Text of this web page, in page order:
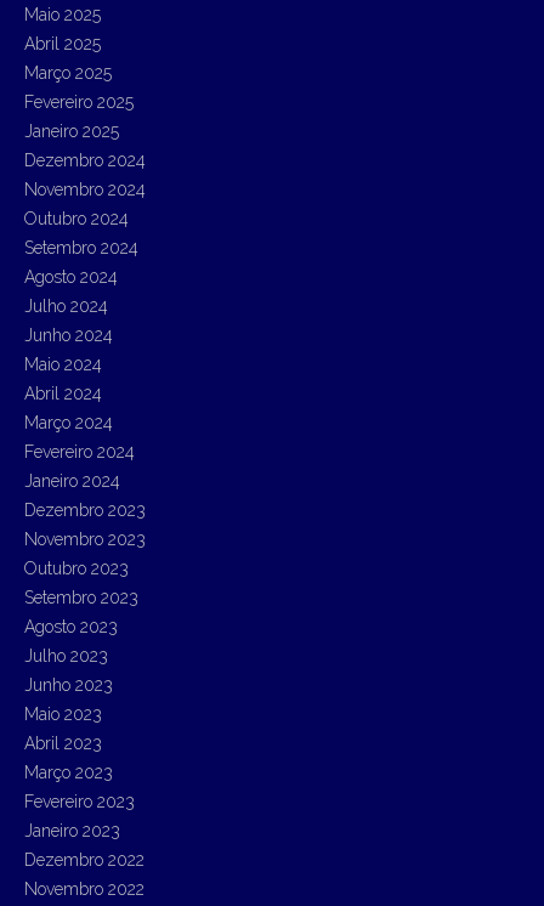
Maio 2025
Abril 2025
Março 2025
Fevereiro 2025
Janeiro 2025
Dezembro 2024
Novembro 2024
Outubro 2024
Setembro 2024
Agosto 2024
Julho 2024
Junho 2024
Maio 2024
Abril 2024
Março 2024
Fevereiro 2024
Janeiro 2024
Dezembro 2023
Novembro 2023
Outubro 2023
Setembro 2023
Agosto 2023
Julho 2023
Junho 2023
Maio 2023
Abril 2023
Março 2023
Fevereiro 2023
Janeiro 2023
Dezembro 2022
Novembro 2022